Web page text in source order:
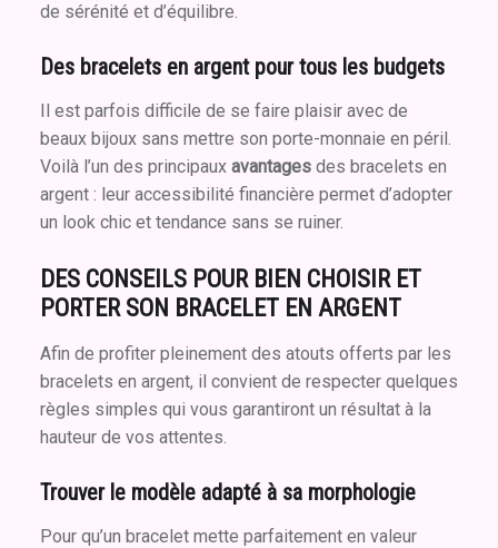
de sérénité et d’équilibre.
Des bracelets en argent pour tous les budgets
Il est parfois difficile de se faire plaisir avec de
beaux bijoux sans mettre son porte-monnaie en péril.
Voilà l’un des principaux avantagesdes bracelets en
argent : leur accessibilité financière permet d’adopter
un look chic et tendance sans se ruiner.
DES CONSEILS POUR BIEN CHOISIR ET
PORTER SON BRACELET EN ARGENT
Afin de profiter pleinement des atouts offerts par les
bracelets en argent, il convient de respecter quelques
règles simples qui vous garantiront un résultat à la
hauteur de vos attentes.
Trouver le modèle adapté à sa morphologie
Pour qu’un bracelet mette parfaitement en valeur